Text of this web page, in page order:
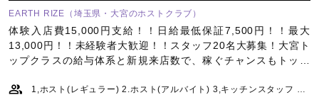
EARTH RIZE（埼玉県・大宮のホストクラブ）
体験入店費15,000円支給！！日給最低保証7,500円！！最大
13,000円！！未経験者大歓迎！！スタッフ20名大募集！大宮ト
ップクラスの給与体系と新規来店数で、稼ぐチャンスもトップ
1,ホスト(レギュラー) 2.ホスト(アルバイト) 3,キッチンスタッフ 4,店舗運営スタッフ